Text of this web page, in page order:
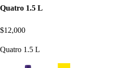
Quatro 1.5 L
$12,000
Quatro 1.5 L